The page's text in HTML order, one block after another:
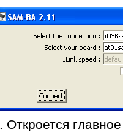
. Откроется